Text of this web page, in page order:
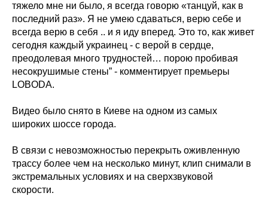
тяжело мне ни было, я всегда говорю «танцуй, как в
последний раз». Я не умею сдаваться, верю себе и
всегда верю в себя .. и я иду вперед. Это то, как живет
сегодня каждый украинец - с верой в сердце,
преодолевая много трудностей… порою пробивая
несокрушимые стены” - комментирует премьеры
LOBODA.
Видео было снято в Киеве на одном из самых
широких шоссе города.
В связи с невозможностью перекрыть оживленную
трассу более чем на несколько минут, клип снимали в
экстремальных условиях и на сверхзвуковой
скорости.